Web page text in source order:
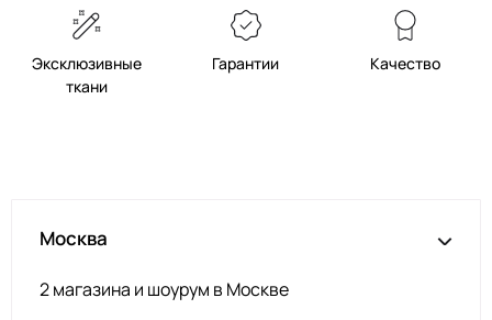
Эксклюзивные
ткани
Гарантии Качество
Москва
2 магазина и шоурум в Москве